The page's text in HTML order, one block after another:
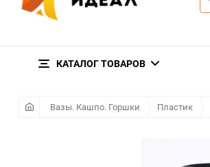
КАТАЛОГ ТОВАРОВ
Вазы. Кашпо. Горшки Пластик